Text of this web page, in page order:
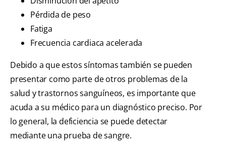
Pérdida de peso
Fatiga
Frecuencia cardiaca acelerada
Debido a que estos síntomas también se pueden
presentar como parte de otros problemas de la
salud y trastornos sanguíneos, es importante que
acuda a su médico para un diagnóstico preciso. Por
lo general, la deficiencia se puede detectar
mediante una prueba de sangre.